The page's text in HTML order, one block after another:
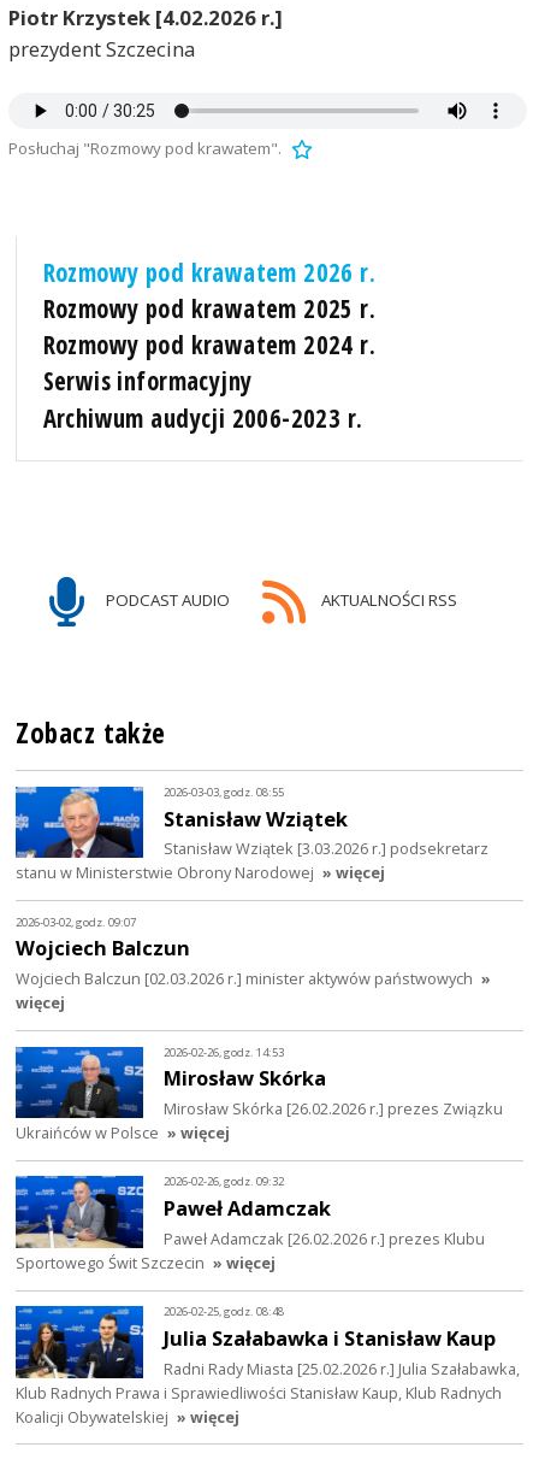
Piotr Krzystek [4.02.2026 r.]
prezydent Szczecina
Posłuchaj "Rozmowy pod krawatem".
Rozmowy pod krawatem 2026 r.
Rozmowy pod krawatem 2025 r.
Rozmowy pod krawatem 2024 r.
Serwis informacyjny
Archiwum audycji 2006-2023 r.
PODCAST AUDIO AKTUALNOŚCI RSS
Zobacz także
2026-03-03, godz. 08:55
Stanisław Wziątek
Stanisław Wziątek [3.03.2026 r.] podsekretarz
stanu w Ministerstwie Obrony Narodowej » więcej
2026-03-02, godz. 09:07
Wojciech Balczun
Wojciech Balczun [02.03.2026 r.] minister aktywów państwowych »
więcej
2026-02-26, godz. 14:53
Mirosław Skórka
Mirosław Skórka [26.02.2026 r.] prezes Związku
Ukraińców w Polsce » więcej
2026-02-26, godz. 09:32
Paweł Adamczak
Paweł Adamczak [26.02.2026 r.] prezes Klubu
Sportowego Świt Szczecin » więcej
2026-02-25, godz. 08:48
Julia Szałabawka i Stanisław Kaup
Radni Rady Miasta [25.02.2026 r.] Julia Szałabawka,
Klub Radnych Prawa i Sprawiedliwości Stanisław Kaup, Klub Radnych
Koalicji Obywatelskiej » więcej